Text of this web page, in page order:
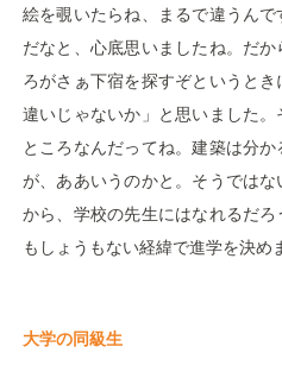
絵を覗いたらね、まるで違うん
だなと、心底思いましたね。だ
ろがさぁ下宿を探すぞというと
違いじゃないか」と思いました
ところなんだってね。建築は分
が、ああいうのかと。そうでは
から、学校の先生にはなれるだ
もしょうもない経緯で進学を決め
大学の同級生